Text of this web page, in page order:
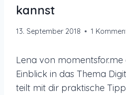
kannst
13. September 2018 1
Lena von
Einblick in das Thema
teilt mit dir praktische